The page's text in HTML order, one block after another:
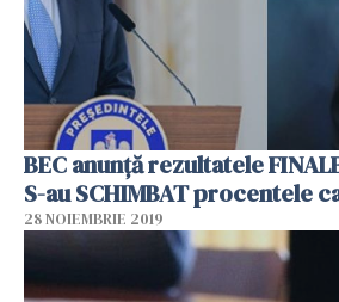
BEC anunță rezultatele
S-au SCHIMBAT procentele
28 NOIEMBRIE 2019